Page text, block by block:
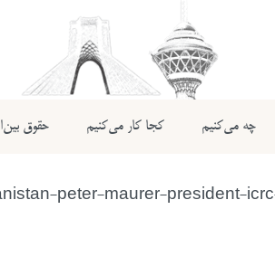
چه می‌کنیم کجا کار می‌کنیم حقوق
peter-maurer-president-icrc-